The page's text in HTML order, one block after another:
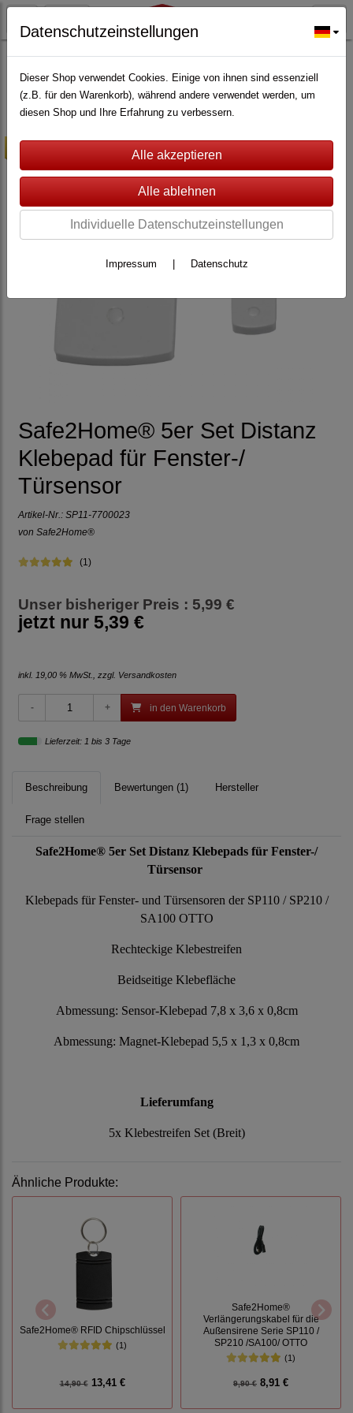
ALARMANLAGEN(361) Safe2Home®(53)
Safe2Home® Alarmsystem SP210(34)
Safe2Home® 5er Set Distanz
Klebepad für Fenster-/
Türsensor
Artikel-Nr.: SP11-7700023
von Safe2Home®
(1)
Unser bisheriger Preis : 5,99 €
jetzt nur 5,39 €
inkl. 19,00 % MwSt., zzgl. Versandkosten
in den Warenkorb
Lieferzeit: 1 bis 3 Tage
Beschreibung Bewertungen (1) Hersteller
Frage stellen
Safe2Home® 5er Set Distanz Klebepads für Fenster-/
Türsensor
Klebepads für Fenster- und Türsensoren der SP110 / SP210 /
SA100 OTTO
Rechteckige Klebestreifen
Beidseitige Klebefläche
Abmessung: Sensor-Klebepad 7,8 x 3,6 x 0,8cm
Abmessung: Magnet-Klebepad 5,5 x 1,3 x 0,8cm
Lieferumfang
5x Klebestreifen Set (Breit)
Ähnliche Produkte:
Safe2Home® RFID Chipschlüssel
(1)
14,90 €13,41 €
Safe2Home®
Verlängerungskabel für die
Außensirene Serie SP110 /
SP210 /SA100/ OTTO
(1)
9,90 € 8,91 €
Datenschutzeinstellungen
Dieser Shop verwendet Cookies. Einige von ihnen sind essenziell
(z.B. für den Warenkorb), während andere verwendet werden, um
diesen Shop und Ihre Erfahrung zu verbessern.
Individuelle Datenschutzeinstellungen
Impressum Datenschutz